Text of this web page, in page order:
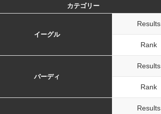
カテゴリー
イーグル
Results
Rank
バーディ
Results
Rank
Results